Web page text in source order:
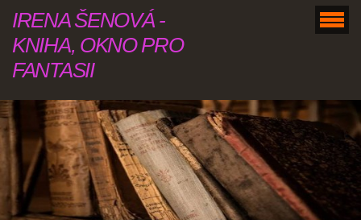
IRENA ŠENOVÁ -
KNIHA, OKNO PRO
FANTASII